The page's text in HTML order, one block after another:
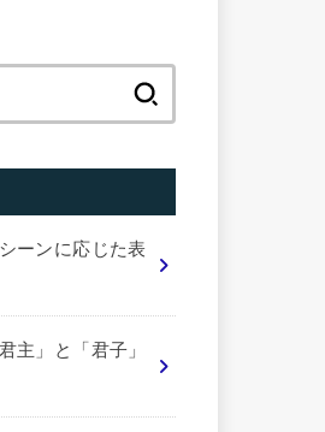
ーンに応じた表
主」と「君子」